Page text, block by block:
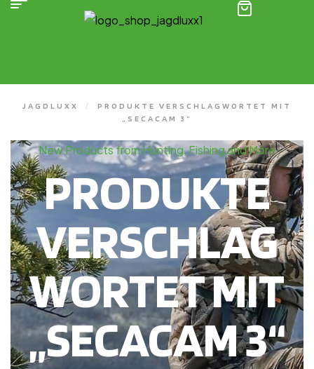
JAGDLUXX /
PRODUKTE VERSCHLAGWORTET MIT
„SECACAM 3“
New Products from Hunting, Fishing and More
PRODUKTE
VERSCHLAG
WORTET MIT
„SECACAM 3“